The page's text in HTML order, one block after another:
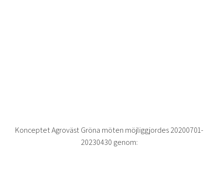
Konceptet Agroväst Gröna möten möjliggjordes 20200701-
20230430 genom: